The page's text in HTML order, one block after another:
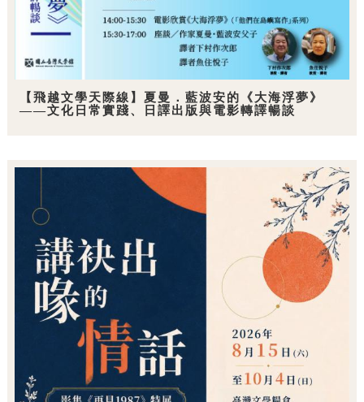
【飛越文學天際線】夏曼．藍波安的《大海浮夢》
——文化日常實踐、日譯出版與電影轉譯暢談